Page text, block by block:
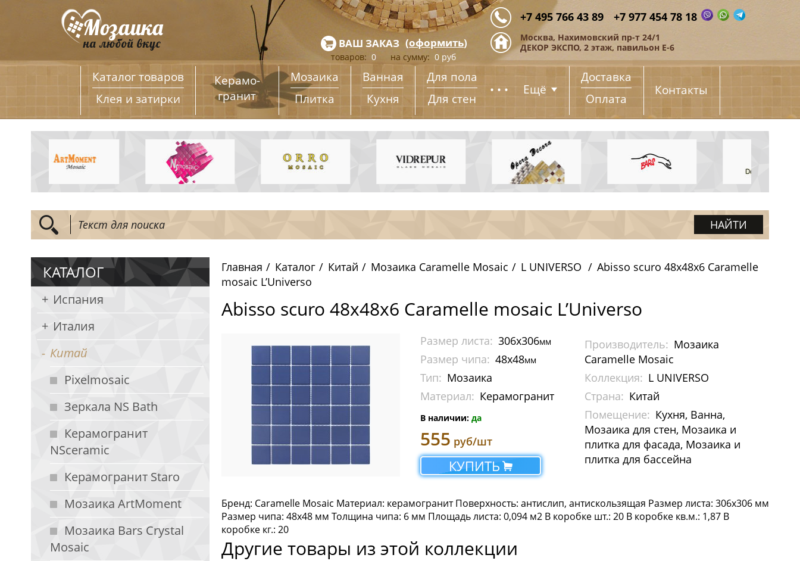
+7 495 766 43 89 +7 977 454 78 18
Москва, Нахимовский пр-т 24/1
ДЕКОР ЭКСПО, 2 этаж, павильон Е-6
ВАШ ЗАКАЗ (оформить)
товаров: 0 на сумму: 0 руб
Каталог товаров
Клея и затирки
Керамо­
гранит
Мозаика
Плитка
Ванная
Кухня
Для пола
Для стен
... Ещё
Доставка
Оплата
Контакты
КАТАЛОГ
Испания
Италия
Китай
Pixelmosaic
Зеркала NS Bath
Керамогранит
NSceramic
Керамогранит Staro
Мозаика ArtMoment
Мозаика Bars Crystal
Mosaic
Главная Каталог Китай Мозаика Caramelle Mosaic L UNIVERSO
Abisso scuro 48х48х6 Caramelle
mosaic L’Universo
Abisso scuro 48х48х6 Caramelle mosaic L’Universo
Производитель: Мозаика
Caramelle Mosaic
Коллекция: L UNIVERSO
Страна: Китай
Помещение: Кухня, Ванна,
Мозаика для стен, Мозаика и
плитка для фасада, Мозаика и
плитка для бассейна
Размер листа: 306х306мм
Размер чипа: 48х48мм
Тип: Мозаика
Материал: Керамогранит
В наличии: да
555 руб/шт
КУПИТЬ
Бренд: Caramelle Mosaic Материал: керамогранит Поверхность: антислип, антискользящая Размер листа: 306х306 мм
Размер чипа: 48х48 мм Толщина чипа: 6 мм Площадь листа: 0,094 м2 В коробке шт.: 20 В коробке кв.м.: 1,87 В
коробке кг.: 20
Другие товары из этой коллекции